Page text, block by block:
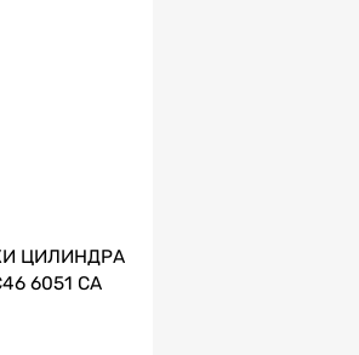
ЦИЛИНДРА
6051 CA